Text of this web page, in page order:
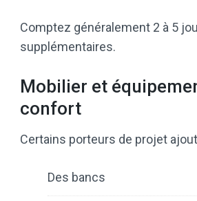
Comptez généralement 2 à 5
supplémentaires.
Mobilier et
confort
Certains porteurs de projet
Des bancs